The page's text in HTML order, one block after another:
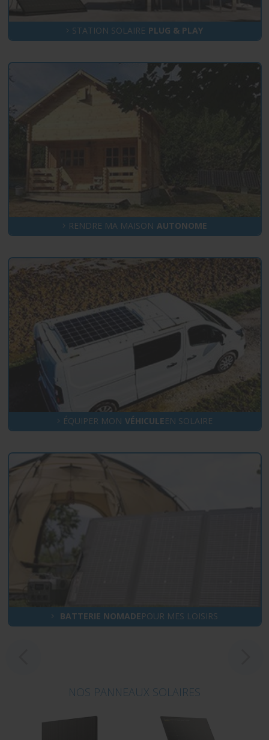
STATION SOLAIRE PLUG & PLAY
RENDRE MA MAISON AUTONOME
ÉQUIPER MON VÉHICULEEN SOLAIRE
BATTERIE NOMADEPOUR MES LOISIRS
NOS PANNEAUX SOLAIRES